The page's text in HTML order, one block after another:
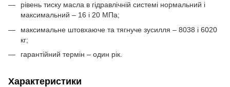
рівень тиску масла в гідравлічній системі нормальний і
максимальний – 16 і 20 МПа;
максимальне штовхаюче та тягнуче зусилля – 8038 і 6020
кг;
гарантійний термін – один рік.
Характеристики